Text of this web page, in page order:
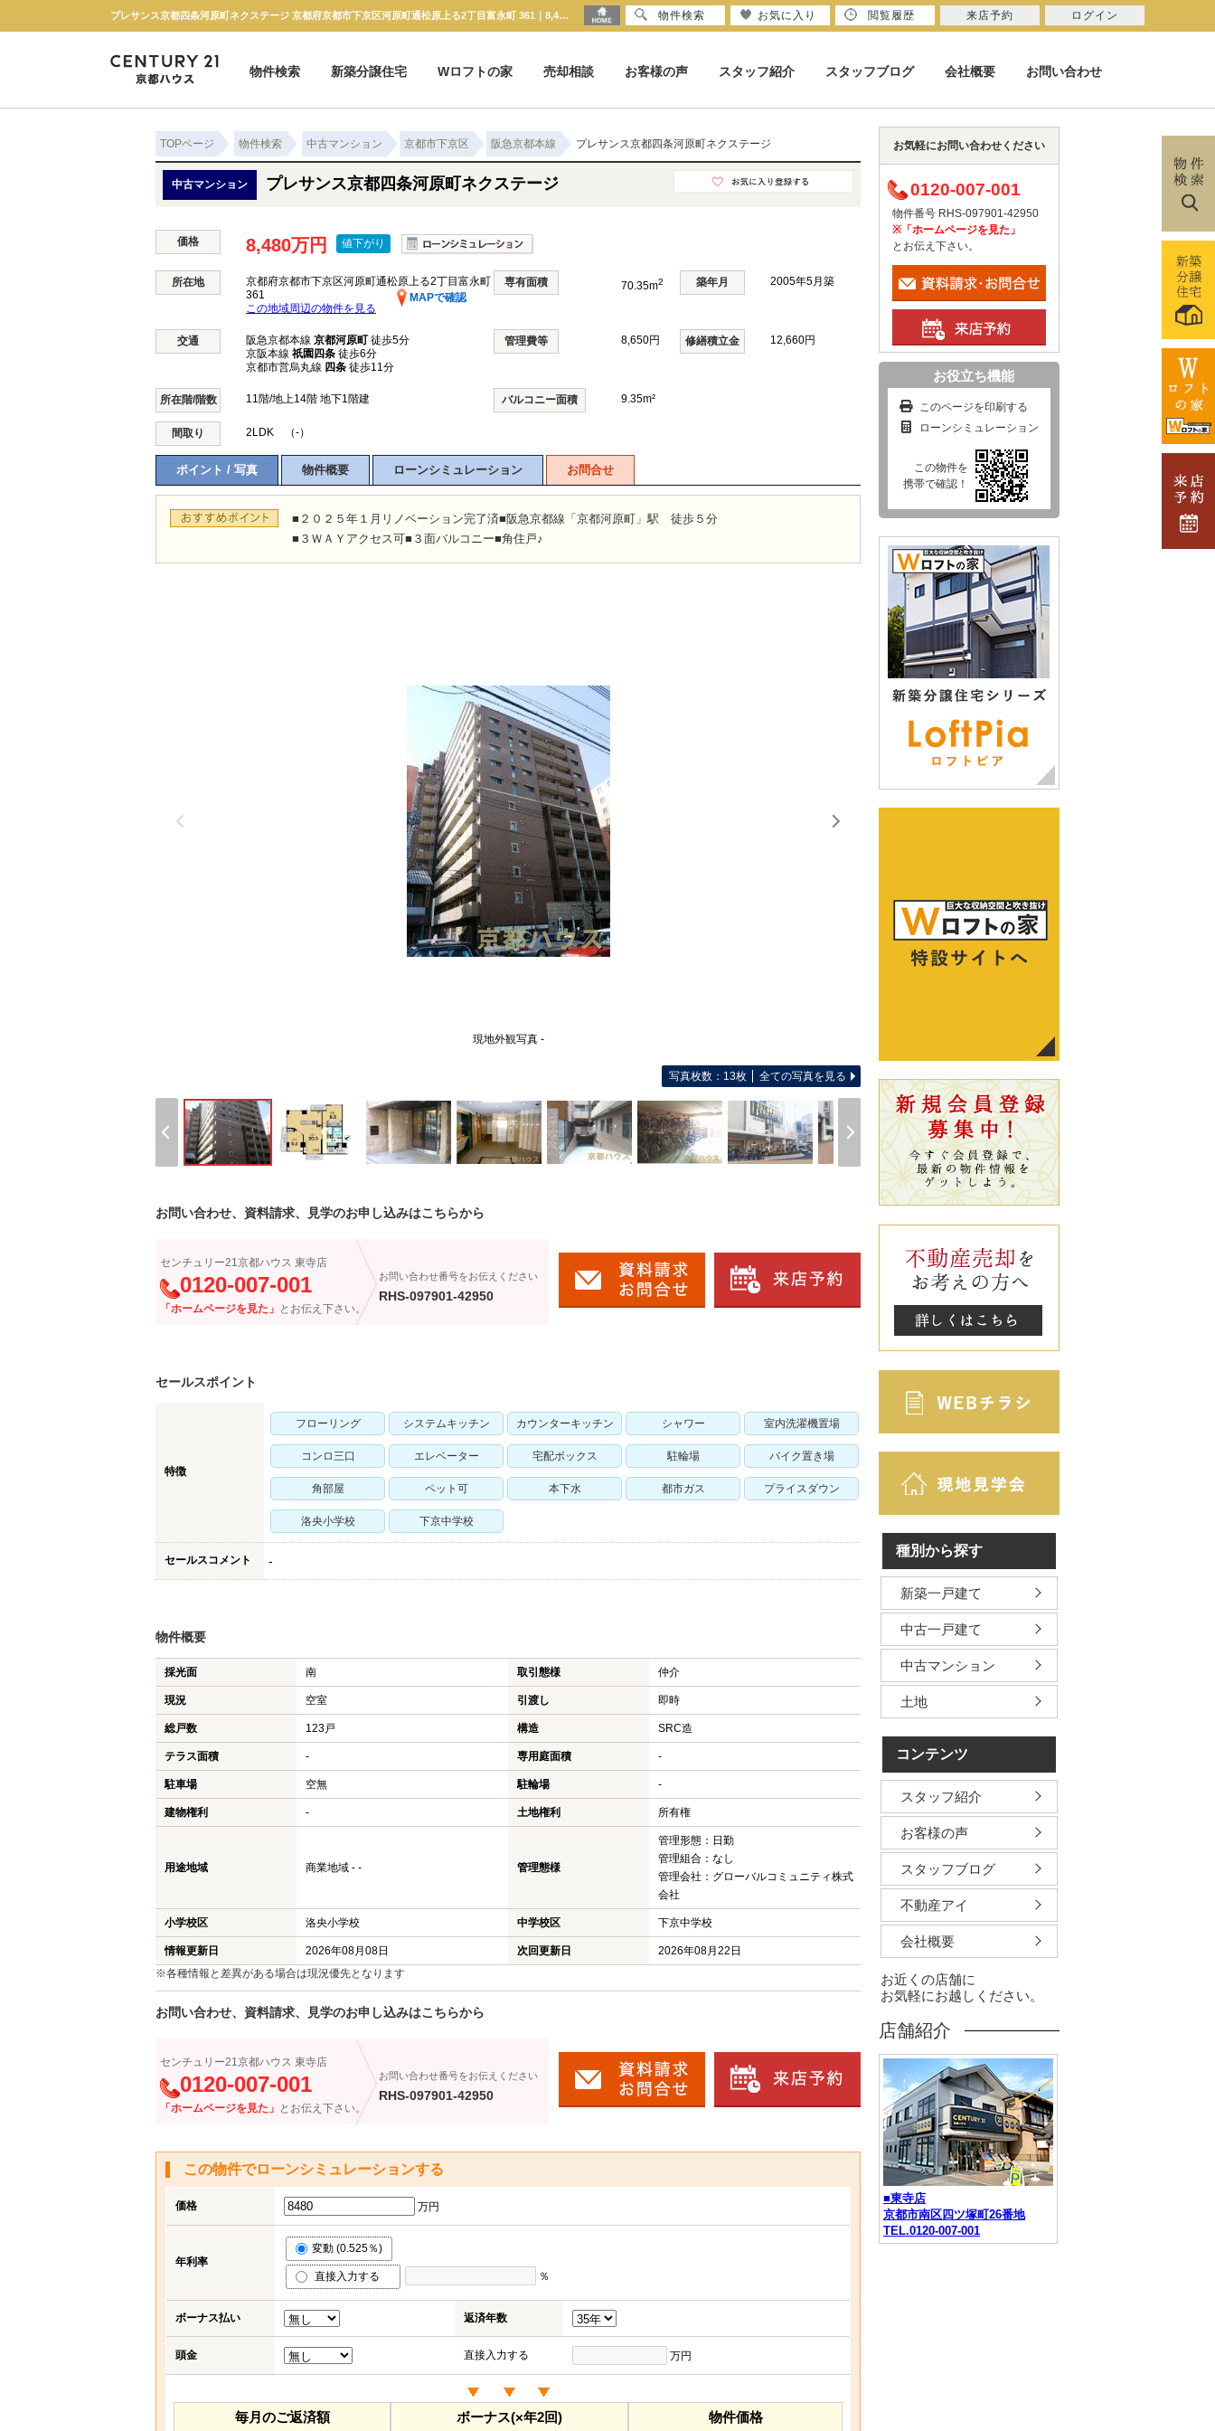
プレサンス京都四条河原町ネクステージ 京都府京都市下京区河原町通松原上る2丁目富永町 361｜8,480万円の中古マンション｜分譲住宅や新築物件｜株式会社 京都ハウス
物件検索
新築分譲住宅 Wロフトの家 売却相談 お客様の声 スタッフ紹介 スタッフブログ 会社概要 お問い合わせ
TOPページ 物件検索 中古マンション 京都市下京区 阪急京都本線 プレサンス京都四条河原町ネクステージ
中古マンション プレサンス京都四条河原町ネクステージ
価格 8,480万円 値下がり
所在地
京都府京都市下京区河原町通松原上る2丁目富永町
361
MAPで確認
この地域周辺の物件を見る
専有面積 70.35m2 築年月 2005年5月築
交通 阪急京都本線 京都河原町 徒歩5分
京阪本線 祇園四条 徒歩6分
京都市営烏丸線 四条 徒歩11分
管理費等 8,650円 修繕積立金 12,660円
所在階/階数 11階/地上14階 地下1階建 バルコニー面積 9.35m²
間取り 2LDK （-）
ポイント / 写真 物件概要 ローンシミュレーション お問合せ
■２０２５年１月リノベーション完了済■阪急京都線「京都河原町」駅 徒歩５分
■３ＷＡＹアクセス可■３面バルコニー■角住戸♪
現地外観写真 -
写真枚数：13枚 全ての写真を見る
お問い合わせ、資料請求、見学のお申し込みはこちらから
センチュリー21京都ハウス 東寺店
0120-007-001
「ホームページを見た」 とお伝え下さい。
お問い合わせ番号をお伝えください
RHS-097901-42950
セールスポイント
特徴
フローリング システムキッチン カウンターキッチン シャワー 室内洗濯機置場
コンロ三口 エレベーター 宅配ボックス 駐輪場 バイク置き場
角部屋 ペット可 本下水 都市ガス プライスダウン
洛央小学校 下京中学校
セールスコメント -
物件概要
採光面 南 取引態様 仲介
現況 空室 引渡し 即時
総戸数 123戸 構造 SRC造
テラス面積 - 専用庭面積 -
駐車場 空無 駐輪場 -
建物権利 - 土地権利 所有権
用途地域 商業地域 - - 管理態様
管理形態：日勤
管理組合：なし
管理会社：グローバルコミュニティ株式
会社
小学校区 洛央小学校 中学校区 下京中学校
情報更新日 2026年08月08日 次回更新日
2026年08月22日
※各種情報と差異がある場合は現況優先となります
お問い合わせ、資料請求、見学のお申し込みはこちらから
センチュリー21京都ハウス 東寺店
0120-007-001
「ホームページを見た」 とお伝え下さい。
お問い合わせ番号をお伝えください
RHS-097901-42950
この物件でローンシミュレーションする
価格 万円
年利率
変動 (0.525％)
直接入力する ％
ボーナス払い 返済年数
頭金 直接入力する 万円
毎月のご返済額 ボーナス(×年2回) 物件価格
お気軽にお問い合わせください
0120-007-001
物件番号 RHS-097901-42950
※「ホームページを見た」
とお伝え下さい。
お役立ち機能
このページを印刷する
ローンシミュレーション
この物件を
携帯で確認！
種別から探す
新築一戸建て
中古一戸建て
中古マンション
土地
コンテンツ
スタッフ紹介
お客様の声
スタッフブログ
不動産アイ
会社概要
お近くの店舗に
お気軽にお越しください。
店舗紹介
■東寺店
京都市南区四ツ塚町26番地
TEL.0120-007-001
物件検索 お気に入り 閲覧履歴 来店予約 ログイン